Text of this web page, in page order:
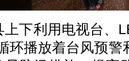
上下利用电视台、
环播放着台风预